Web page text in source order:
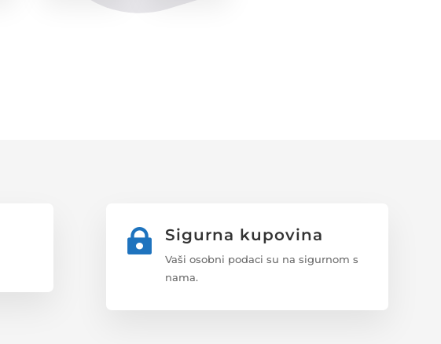
 Sigurna kupovina
Vaši osobni podaci su na sigurnom s
nama.